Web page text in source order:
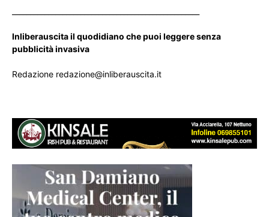
Inliberauscita il quodidiano che puoi leggere senza
pubblicità invasiva
Redazione redazione@inliberauscita.it